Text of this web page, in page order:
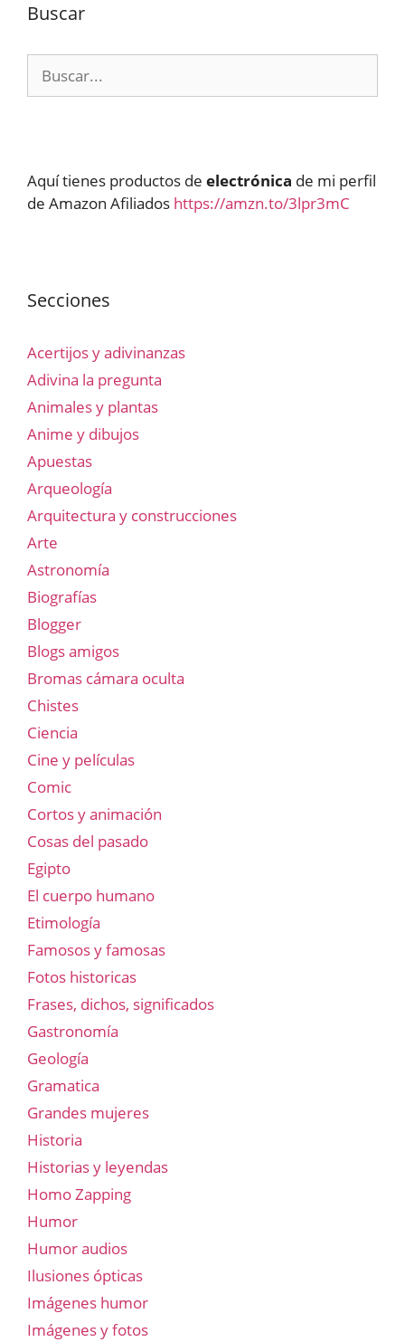
Buscar
Aquí tienes productos de electrónica de mi perfil
de Amazon Afiliados https://amzn.to/3lpr3mC
Secciones
Acertijos y adivinanzas
Adivina la pregunta
Animales y plantas
Anime y dibujos
Apuestas
Arqueología
Arquitectura y construcciones
Arte
Astronomía
Biografías
Blogger
Blogs amigos
Bromas cámara oculta
Chistes
Ciencia
Cine y películas
Comic
Cortos y animación
Cosas del pasado
Egipto
El cuerpo humano
Etimología
Famosos y famosas
Fotos historicas
Frases, dichos, significados
Gastronomía
Geología
Gramatica
Grandes mujeres
Historia
Historias y leyendas
Homo Zapping
Humor
Humor audios
Ilusiones ópticas
Imágenes humor
Imágenes y fotos